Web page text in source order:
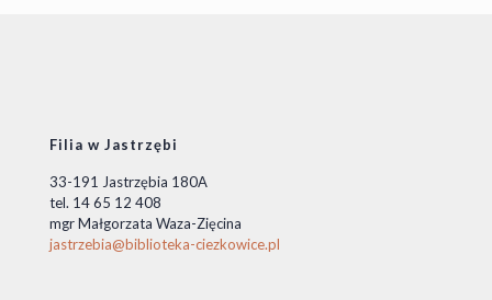
Filia w Jastrzębi
33-191 Jastrzębia 180A
tel. 14 65 12 408
mgr Małgorzata Waza-Zięcina
jastrzebia@biblioteka-ciezkowice.pl